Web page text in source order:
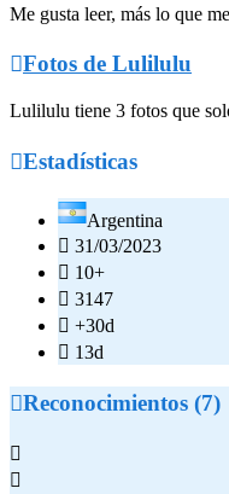
Me gusta leer, más lo que
Fotos de Lulilulu
Lulilulu tiene 3 fotos que
Estadísticas
Argentina
 31/03/2023
 10+
 3147
 +30d
 13d
Reconocimientos (7)

